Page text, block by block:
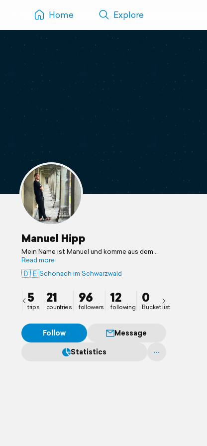
Home Explore
Manuel Hipp
Mein Name ist Manuel und komme aus dem
wunderschönen Schonach im Schwarzwald. Es
wurde Zeit mein Nest nach 29 Jahren zu
verlassen und die große weite Welt zu
Read more
🇩🇪Schonach im Schwarzwald
5
trips
21
countries
96
followers
12
following
0
Bucket list
Follow
Message
Statistics